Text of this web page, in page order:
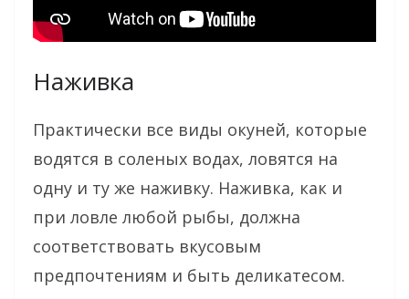
Наживка
Практически все виды окуней, которые
водятся в соленых водах, ловятся на
одну и ту же наживку. Наживка, как и
при ловле любой рыбы, должна
соответствовать вкусовым
предпочтениям и быть деликатесом.